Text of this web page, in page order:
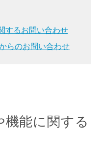
するお問い合わせ
らのお問い合わせ
能に関する